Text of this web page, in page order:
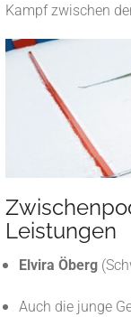
Kampf zwischen
Leistungen
Elvira Öberg
Auch die junge